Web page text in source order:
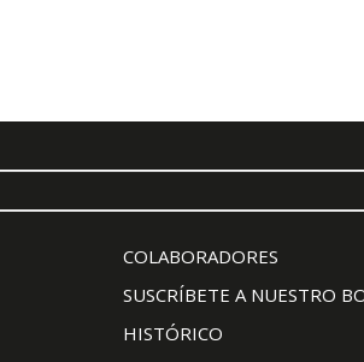
COLABORADORES
SUSCRÍBETE A NUESTRO
HISTÓRICO